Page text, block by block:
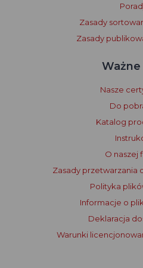
Zasady
Zasady
Ważne
Nasze
Do
Katalog
O naszej
Zasady przetwarzania
Polityka
Informacje o
Deklaracja
Warunki